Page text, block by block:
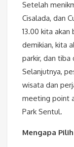
Setelah
Cisalada, dan
13.00 kita
demikian, kita
parkir, dan tiba
Selanjutnya,
wisata dan
meeting point
Park Sentul.
Mengapa